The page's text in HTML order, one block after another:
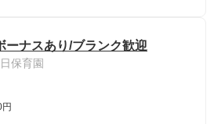
ーナスあり/ブランク歓迎
保育園